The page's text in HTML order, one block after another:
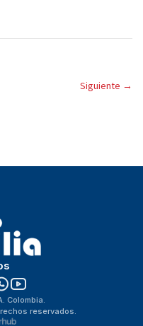
Siguiente →
Colombia.
reservados.